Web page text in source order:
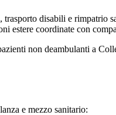
disabili e rimpatrio
estere coordinate con
non deambulanti a
e mezzo sanitario: